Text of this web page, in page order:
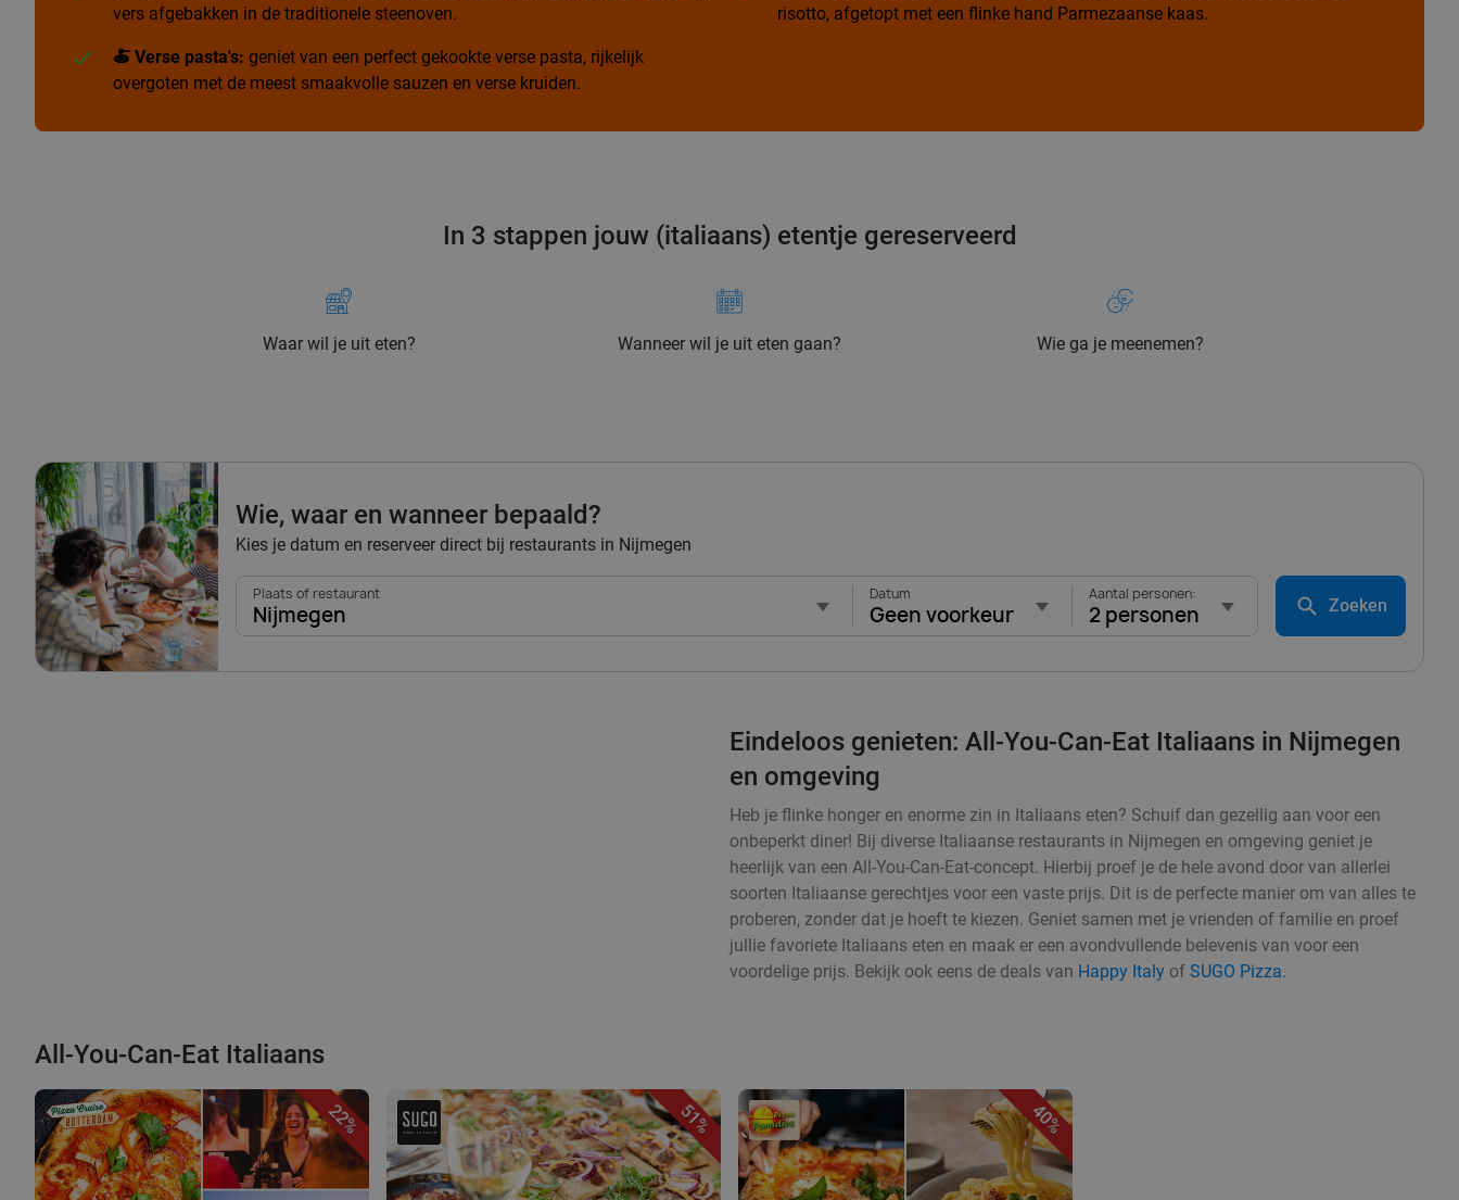
vers afgebakken in de traditionele steenoven.
🍝 Verse pasta's: geniet van een perfect gekookte verse pasta, rijkelijk
overgoten met de meest smaakvolle sauzen en verse kruiden.
risotto, afgetopt met een flinke hand Parmezaanse kaas.
In 3 stappen jouw (italiaans) etentje gereserveerd
Waar wil je uit eten? Wanneer wil je uit eten gaan? Wie ga je meenemen?
Wie, waar en wanneer bepaald?
Kies je datum en reserveer direct bij restaurants in Nijmegen
Plaats of restaurant
Nijmegen
Datum
Geen voorkeur
Aantal personen:
2 personen Zoeken
Eindeloos genieten: All-You-Can-Eat Italiaans in Nijmegen
en omgeving
Heb je flinke honger en enorme zin in Italiaans eten? Schuif dan gezellig aan voor een
onbeperkt diner! Bij diverse Italiaanse restaurants in Nijmegen en omgeving geniet je
heerlijk van een All-You-Can-Eat-concept. Hierbij proef je de hele avond door van allerlei
soorten Italiaanse gerechtjes voor een vaste prijs. Dit is de perfecte manier om van alles te
proberen, zonder dat je hoeft te kiezen. Geniet samen met je vrienden of familie en proef
jullie favoriete Italiaans eten en maak er een avondvullende belevenis van voor een
voordelige prijs. Bekijk ook eens de deals van Happy Italy of SUGO Pizza.
All-You-Can-Eat Italiaans
22% 51% 40%